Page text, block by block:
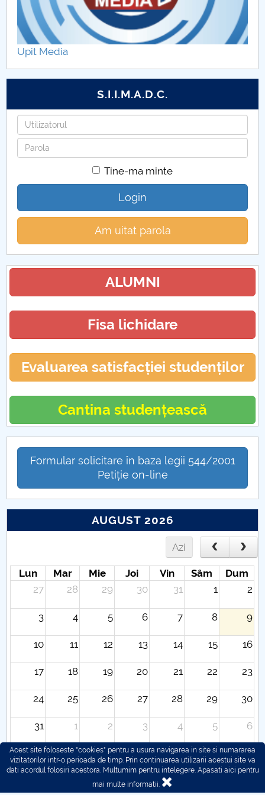
Upit Media
S.I.I.M.A.D.C.
Utilizatorul
Parola
Tine-ma minte
Login
Am uitat parola
ALUMNI
Fisa lichidare
Evaluarea satisfacției studenților
Cantina studențească
Formular solicitare în baza legii 544/2001
Petiție on-line
AUGUST 2026
Azi
Lun Mar Mie Joi Vin Sâm
Dum
27
28 29 30 31 1 2
3 4 5 6 7 8 9
10 11 12 13 14 15 16
17 18 19 20 21 22 23
24 25 26 27 28 29 30
31 1 2 3 4 5 6
Acest site foloseste "cookies" pentru a usura navigarea in site si numararea
vizitatorilor intr-o perioada de timp. Prin continuarea utilizarii acestui site va
dati acordul folosiri acestora. Multumim pentru intelegere. Apasati aici pentru
mai multe informatii.